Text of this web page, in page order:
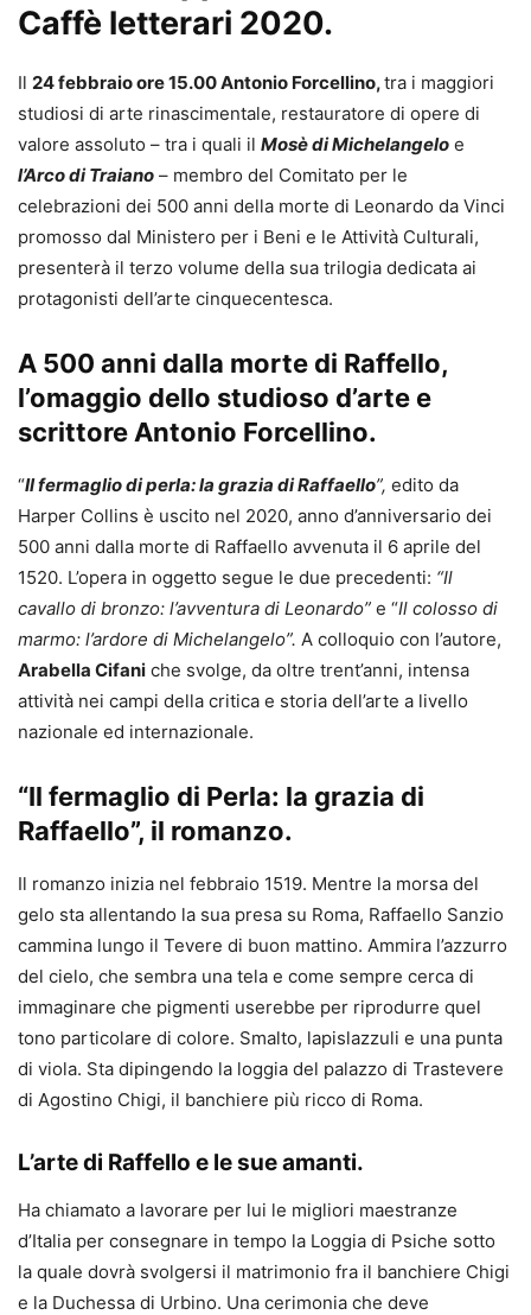
Caffè letterari 2020.
Il 24 febbraio ore 15.00 Antonio Forcellino,tra i maggiori
studiosi di arte rinascimentale, restauratore di opere di
valore assoluto – tra i quali il Mosè di Michelangelo e
l’Arco di Traiano – membro del Comitato per le
celebrazioni dei 500 anni della morte di Leonardo da Vinci
promosso dal Ministero per i Beni e le Attività Culturali,
presenterà il terzo volume della sua trilogia dedicata ai
protagonisti dell’arte cinquecentesca.
A 500 anni dalla morte di Raffello,
l’omaggio dello studioso d’arte e
scrittore Antonio Forcellino.
“Il fermaglio di perla: la grazia diRaffaello”, edito da
Harper Collins è uscito nel 2020, anno d’anniversario dei
500 anni dalla morte di Raffaello avvenuta il 6 aprile del
1520. L’opera in oggetto segue le due precedenti: “Il
cavallo di bronzo: l’avventura di Leonardo” e “Il colosso di
marmo: l’ardore di Michelangelo”. A colloquio con l’autore,
Arabella Cifani che svolge, da oltre trent’anni, intensa
attività nei campi della critica e storia dell’arte a livello
nazionale ed internazionale.
“Il fermaglio di Perla: la grazia di
Raffaello”, il romanzo.
Il romanzo inizia nel febbraio 1519. Mentre la morsa del
gelo sta allentando la sua presa su Roma, Raffaello Sanzio
cammina lungo il Tevere di buon mattino. Ammira l’azzurro
del cielo, che sembra una tela e come sempre cerca di
immaginare che pigmenti userebbe per riprodurre quel
tono particolare di colore. Smalto, lapislazzuli e una punta
di viola. Sta dipingendo la loggia del palazzo di Trastevere
di Agostino Chigi, il banchiere più ricco di Roma.
L’arte di Raffello e le sue amanti.
Ha chiamato a lavorare per lui le migliori maestranze
d’Italia per consegnare in tempo la Loggia di Psiche sotto
la quale dovrà svolgersi il matrimonio fra il banchiere Chigi
e la Duchessa di Urbino. Una cerimonia che deve